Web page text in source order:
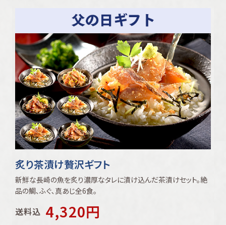
炙り茶漬け贅沢ギフト
新鮮な長崎の魚を炙り濃厚なタレに漬け込んだ茶漬けセット。絶
品の鯛､ふぐ､真あじ全6食。
送料込 4,320円